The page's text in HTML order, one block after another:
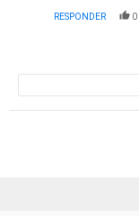
RESPONDER 0